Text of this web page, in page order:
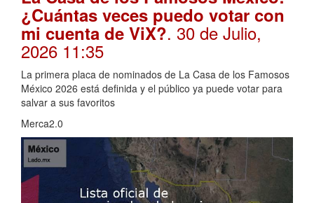
¿Cuántas veces puedo votar con
mi cuenta de ViX?. 30 de Julio,
2026 11:35
La primera placa de nominados de La Casa de los Famosos
México 2026 está definida y el público ya puede votar para
salvar a sus favoritos
Merca2.0